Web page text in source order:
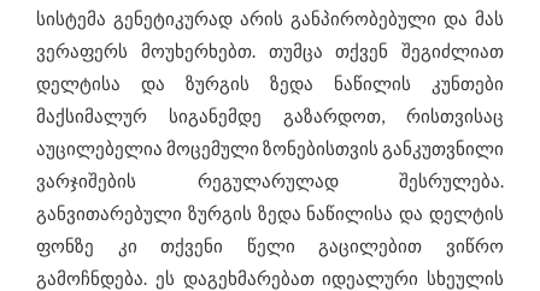
სისტემა გენეტიკურად არის განპირობებული და მას
ვერაფერს მოუხერხებთ. თუმცა თქვენ შეგიძლიათ
დელტისა და ზურგის ზედა ნაწილის კუნთები
მაქსიმალურ სიგანემდე გაზარდოთ, რისთვისაც
აუცილებელია მოცემული ზონებისთვის განკუთვნილი
ვარჯიშების რეგულარულად შესრულება.
განვითარებული ზურგის ზედა ნაწილისა და დელტის
ფონზე კი თქვენი წელი გაცილებით ვიწრო
გამოჩნდება. ეს დაგეხმარებათ იდეალური სხეულის